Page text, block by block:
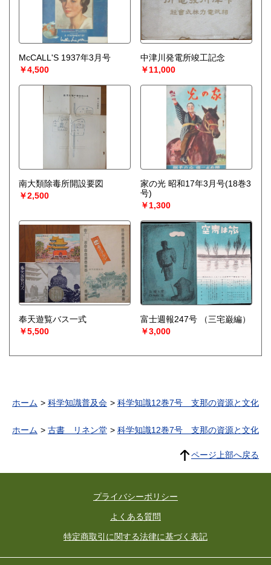
McCALL'S 1937年3月号
￥4,500
中津川発電所竣工記念
￥11,000
南大類除毒所開設要図
￥2,500
家の光 昭和17年3月号(18巻3
号)
￥1,300
奉天遊覧バス一式
￥5,500
富士週報247号
（三宅巌編）
￥3,000
ホーム 科学知識普及会 科学知識12巻7号 支那の資源と文化
ホーム 古書 リネン堂 科学知識12巻7号 支那の資源と文化
ページ上部へ戻る
プライバシーポリシー
よくある質問
特定商取引に関する法律に基づく表記